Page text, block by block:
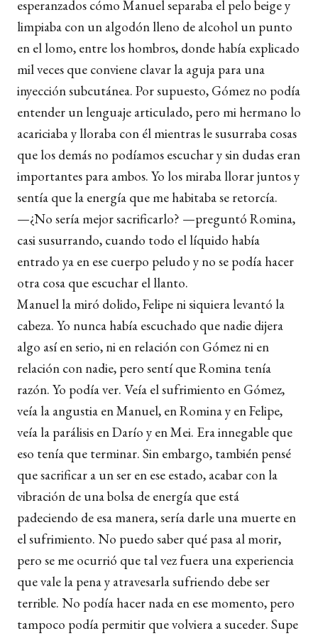
esperanzados cómo Manuel separaba el pelo beige y
limpiaba con un algodón lleno de alcohol un punto
en el lomo, entre los hombros, donde había explicado
mil veces que conviene clavar la aguja para una
inyección subcutánea. Por supuesto, Gómez no podía
entender un lenguaje articulado, pero mi hermano lo
acariciaba y lloraba con él mientras le susurraba cosas
que los demás no podíamos escuchar y sin dudas eran
importantes para ambos. Yo los miraba llorar juntos y
sentía que la energía que me habitaba se retorcía.
—¿No sería mejor sacrificarlo? —preguntó Romina,
casi susurrando, cuando todo el líquido había
entrado ya en ese cuerpo peludo y no se podía hacer
otra cosa que escuchar el llanto.
Manuel la miró dolido, Felipe ni siquiera levantó la
cabeza. Yo nunca había escuchado que nadie dijera
algo así en serio, ni en relación con Gómez ni en
relación con nadie, pero sentí que Romina tenía
razón. Yo podía ver. Veía el sufrimiento en Gómez,
veía la angustia en Manuel, en Romina y en Felipe,
veía la parálisis en Darío y en Mei. Era innegable que
eso tenía que terminar. Sin embargo, también pensé
que sacrificar a un ser en ese estado, acabar con la
vibración de una bolsa de energía que está
padeciendo de esa manera, sería darle una muerte en
el sufrimiento. No puedo saber qué pasa al morir,
pero se me ocurrió que tal vez fuera una experiencia
que vale la pena y atravesarla sufriendo debe ser
terrible. No podía hacer nada en ese momento, pero
tampoco podía permitir que volviera a suceder. Supe